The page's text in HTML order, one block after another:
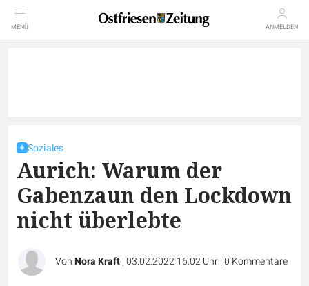
MENÜ ANMELDEN
Soziales
Aurich: Warum der
Gabenzaun den Lockdown
nicht überlebte
VonNora Kraft|03.02.2022 16:02 Uhr|0 Kommentare